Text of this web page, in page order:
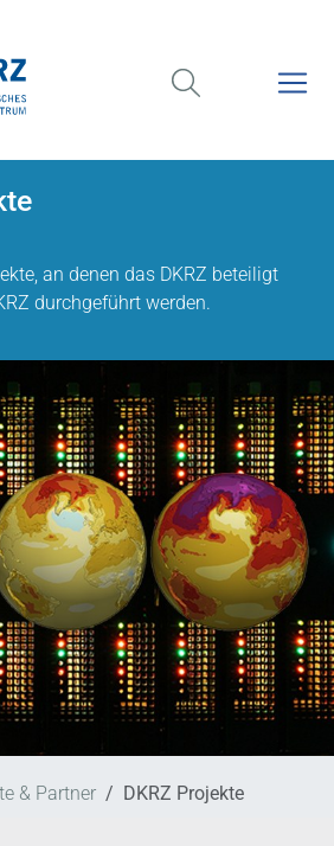
an denen das DKRZ beteiligt
durchgeführt werden.
& Partner DKRZ Projekte